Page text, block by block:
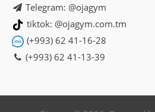
Telegram: @ojagym
tiktok: @ojagym.com.tm
(+993) 62 41-16-28
(+993) 62 41-13-39